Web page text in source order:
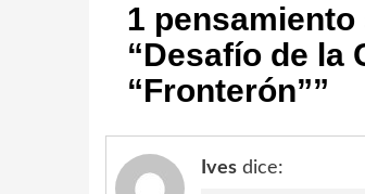
1 pensamiento
“Desafío de la
“Fronterón””
Ives dice: